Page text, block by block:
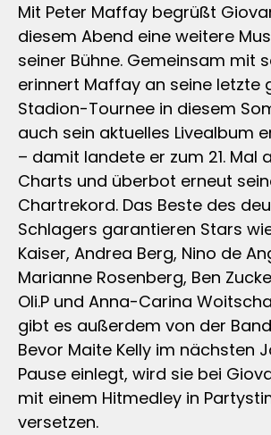
Mit Peter Maffay begrüßt
diesem Abend eine weitere
seiner Bühne. Gemeinsam mit
erinnert Maffay an seine letzte
Stadion-Tournee in diesem
auch sein aktuelles Livealbum
– damit landete er zum 21. Mal
Charts und überbot erneut
Chartrekord. Das Beste des
Schlagers garantieren Stars
Kaiser, Andrea Berg, Nino de
Marianne Rosenberg, Ben
Oli.P und Anna-Carina
gibt es außerdem von der
Bevor Maite Kelly im nächsten
Pause einlegt, wird sie bei
mit einem Hitmedley in
versetzen.